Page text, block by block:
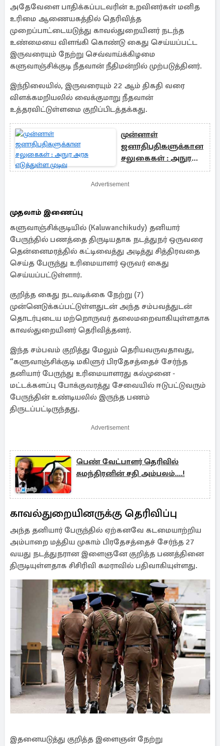
அதேவேளை பாதிக்கப்படவரின் உறவினர்கள் மனித
உரிமை ஆணையகத்தில் தெரிவித்த
முறைப்பாட்டையடுத்து காவல்துறையினர் நடந்த
உண்மையை விளங்கி கொண்டு கைது செய்யப்பட்ட
இருவரையும் நேற்று செவ்வாய்க்கிழமை
களுவாஞ்சிக்குடி நீதவான் நீதிமன்றில் முற்படுத்தினர்.
இந்நிலையில், இருவரையும் 22 ஆம் திகதி வரை
விளக்கமறியலில் வைக்குமாறு நீதவான்
உத்தரவிட்டுள்ளமை குறிப்பிடத்தக்கது.
முன்னாள்
ஜனாதிபதிகளுக்கான
சலுகைகள் : அநுர
அரசு எடுத்துள்ள முடிவு
Advertisement
முதலாம் இணைப்பு
களுவாஞ்சிக்குடியில் (Kaluwanchikudy) தனியார்
பேருந்தில் பணத்தை திருடியதாக நடத்துநர் ஒருவரை
தென்னைமரத்தில் கட்டிவைத்து அடித்து சித்திரவதை
செய்த பேருந்து உரிமையாளர் ஒருவர் கைது
செய்யப்பட்டுள்ளார்.
குறித்த கைது நடவடிக்கை நேற்று (7)
முன்னெடுக்கப்பட்டுள்ளதுடன் அந்த சம்பவத்துடன்
தொடர்புடைய மற்றொருவர் தலைமறைவாகியுள்ளதாக
காவல்துறையினர் தெரிவித்தனர்.
இந்த சம்பவம் குறித்து மேலும் தெரியவருவதாவது,
“களுவாஞ்சிக்குடி மகிளுர் பிரதேசத்தைச் சேர்ந்த
தனியார் பேருந்து உரிமையாளரது கல்முனை -
மட்டக்களப்பு போக்குவரத்து சேவையில் ஈடுபட்டுவரும்
பேருந்தின் உண்டியலில் இருந்த பணம்
திருடப்பட்டிருந்தது.
Advertisement
பெண் வேட்பாளர் தெரிவில்
சுமந்திரனின் சதி அம்பலம்....!
காவல்துறையினருக்கு தெரிவிப்பு
அந்த தனியார் பேருந்தில் ஏற்கனவே கடமையாற்றிய
அம்பாறை மத்திய முகாம் பிரதேசத்தைச் சேர்ந்த 27
வயது நடத்துநரான இளைஞனே குறித்த பணத்தினை
திருடியுள்ளதாக சிசிரிவி கமராவில் பதிவாகியுள்ளது.
இதனையடுத்து குறித்த இளைஞன் நேற்று